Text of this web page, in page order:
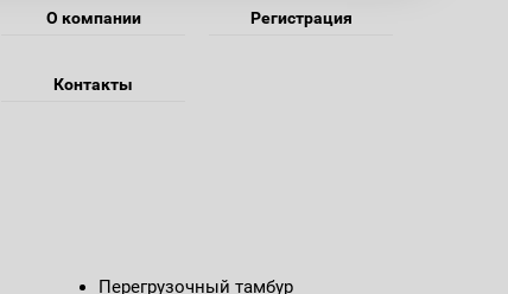
О компании
Контакты
Регистрация
Перегрузочный тамбур